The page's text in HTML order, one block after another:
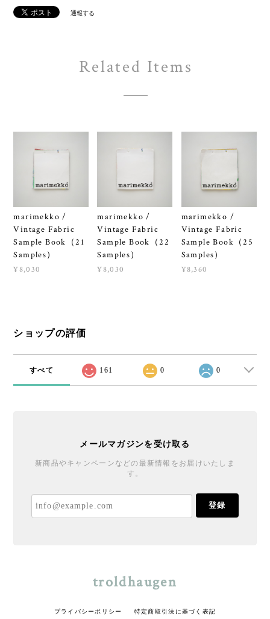
通報する
Related Items
marimekko /
Vintage Fabric
Sample Book（21
Samples）
¥8,030
marimekko /
Vintage Fabric
Sample Book（22
Samples）
¥8,030
marimekko /
Vintage Fabric
Sample Book（25
Samples）
¥8,360
ショップの評価
すべて 161 0 0
メールマガジンを受け取る
新商品やキャンペーンなどの最新情報をお届けいたしま
す。
登録
troldhaugen
プライバシーポリシー 特定商取引法に基づく表記